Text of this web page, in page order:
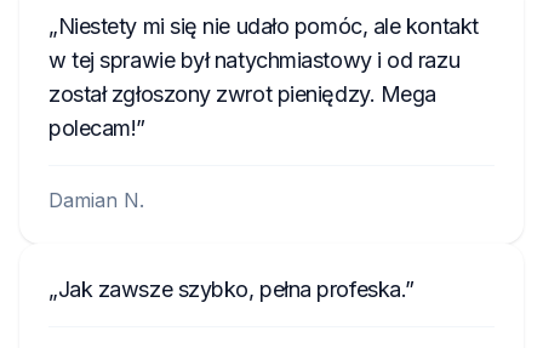
Niestety mi się nie udało pomóc, ale kontakt
w tej sprawie był natychmiastowy i od razu
został zgłoszony zwrot pieniędzy. Mega
polecam!
Damian N.
Jak zawsze szybko, pełna profeska.